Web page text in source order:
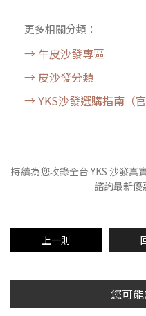
更多相關分類：
→ 牛皮沙發專區
→ 皮沙發分類
→ YKS沙發選購指南（官
持續為您收錄全台 YKS 沙發真
諮詢最新
上一則
您可